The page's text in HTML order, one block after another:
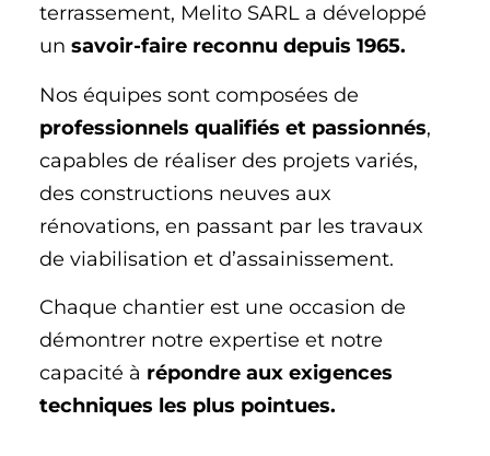
terrassement, Melito SARL a développé
un savoir-faire reconnu depuis 1965.
Nos équipes sont composées de
professionnels qualifiés et passionnés,
capables de réaliser des projets variés,
des constructions neuves aux
rénovations, en passant par les travaux
de viabilisation et d’assainissement.
Chaque chantier est une occasion de
démontrer notre expertise et notre
capacité à répondre aux exigences
techniques les plus pointues.